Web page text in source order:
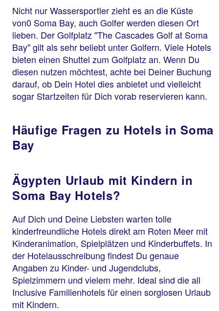
Nicht nur Wassersportler zieht es an die Küste
von0 Soma Bay, auch Golfer werden diesen Ort
lieben. Der Golfplatz "The Cascades Golf at Soma
Bay" gilt als sehr beliebt unter Golfern. Viele Hotels
bieten einen Shuttel zum Golfplatz an. Wenn Du
diesen nutzen möchtest, achte bei Deiner Buchung
darauf, ob Dein Hotel dies anbietet und vielleicht
sogar Startzeiten für Dich vorab reservieren kann.
Häufige Fragen zu Hotels in Soma
Bay
Ägypten Urlaub mit Kindern in
Soma Bay Hotels?
Auf Dich und Deine Liebsten warten tolle
kinderfreundliche Hotels direkt am Roten Meer mit
Kinderanimation, Spielplätzen und Kinderbuffets. In
der Hotelausschreibung findest Du genaue
Angaben zu Kinder- und Jugendclubs,
Spielzimmern und vielem mehr. Ideal sind die all
Inclusive Familienhotels für einen sorglosen Urlaub
mit Kindern.